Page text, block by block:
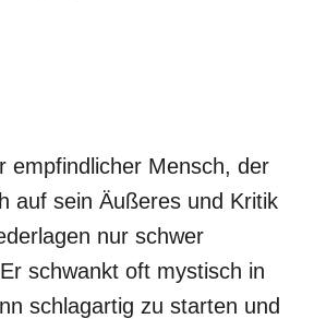
empfindlicher Mensch, der
auf sein Äußeres und Kritik
nur schwer
schwankt oft mystisch in
schlagartig zu starten und